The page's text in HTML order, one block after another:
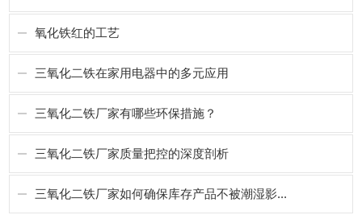
氧化铁红的工艺
三氧化二铁在家用电器中的多元应用
三氧化二铁厂家有哪些环保措施？
三氧化二铁厂家质量把控的深度剖析
三氧化二铁厂家如何确保库存产品不被潮湿影...